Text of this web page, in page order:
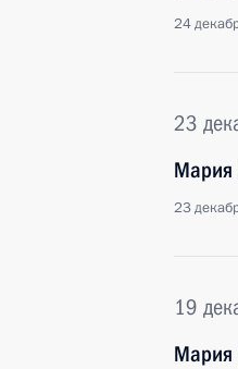
24
23
Мария
23
19
Мария